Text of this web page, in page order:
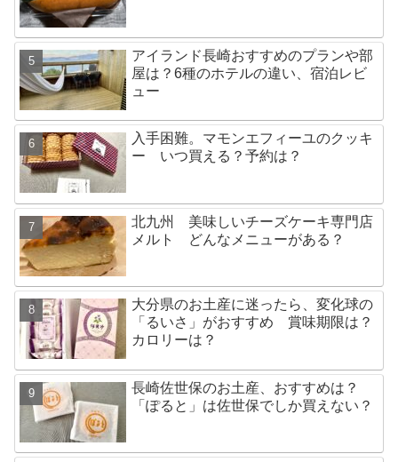
アイランド長崎おすすめのプランや部
屋は？6種のホテルの違い、宿泊レビ
ュー
入手困難。マモンエフィーユのクッキ
ー いつ買える？予約は？
北九州 美味しいチーズケーキ専門店
メルト どんなメニューがある？
大分県のお土産に迷ったら、変化球の
「るいさ」がおすすめ 賞味期限は？
カロリーは？
長崎佐世保のお土産、おすすめは？
「ぽると」は佐世保でしか買えない？